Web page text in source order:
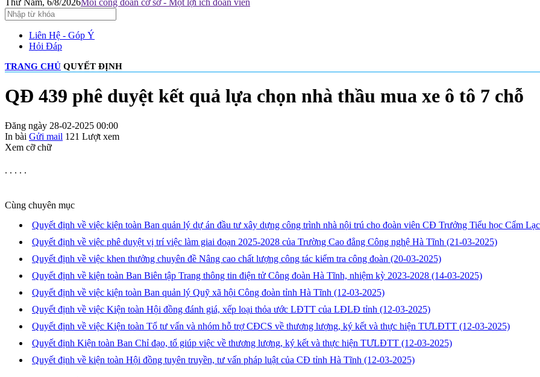
Liên Hệ - Góp Ý
Hỏi Đáp
TRANG CHỦ QUYẾT ĐỊNH
QĐ 439 phê duyệt kết quả lựa chọn nhà thầu mua xe ô tô 7 chỗ
Đăng ngày 28-02-2025 00:00
In bài Gửi mail 121 Lượt xem
Xem cỡ chữ
. . . . .
Cùng chuyên mục
Quyết định về việc kiện toàn Ban quản lý dự án đầu tư xây dựng công trình nhà nội trú cho đoàn viên CĐ Trưởng Tiểu học Cẩm Lạc
Quyết định về việc phê duyệt vị trí việc làm giai đoạn 2025-2028 của Trường Cao đẳng Công nghệ Hà Tĩnh (21-03-2025)
Quyết định về việc khen thưởng chuyên đề Nâng cao chất lượng công tác kiểm tra công đoàn (20-03-2025)
Quyết định về kiện toàn Ban Biên tập Trang thông tin điện tử Công đoàn Hà Tĩnh, nhiệm kỳ 2023-2028 (14-03-2025)
Quyết định về việc kiện toàn Ban quản lý Quỹ xã hội Công đoàn tỉnh Hà Tĩnh (12-03-2025)
Quyết định về việc Kiện toàn Hội đồng đánh giá, xếp loại thỏa ước LĐTT của LĐLĐ tỉnh (12-03-2025)
Quyết định về việc Kiện toàn Tổ tư vấn và nhóm hỗ trợ CĐCS về thương lượng, ký kết và thực hiện TƯLĐTT (12-03-2025)
Quyết định Kiện toàn Ban Chỉ đạo, tổ giúp việc về thương lượng, ký kết và thực hiện TƯLĐTT (12-03-2025)
Quyết định về kiện toàn Hội đồng tuyên truyền, tư vấn pháp luật của CĐ tỉnh Hà Tĩnh (12-03-2025)